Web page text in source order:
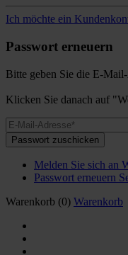
Ich möchte ein
Passwort erneuern
Bitte geben Sie die E-
Klicken Sie danach auf
Passwort zuschicken
Melden Sie sich an
Passwort erneuern
Warenkorb (0) Warenkorb